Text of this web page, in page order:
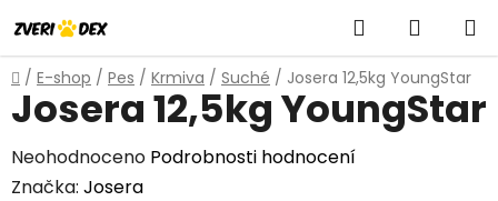
na
obsah
Hledat
KOŠÍK
Domů
/ E-shop / Pes / Krmiva / Suché / Josera 12,5kg YoungStar
Josera 12,5kg YoungStar
Průměrné
hodnocení
Neohodnoceno Podrobnosti hodnocení
Značka: Josera